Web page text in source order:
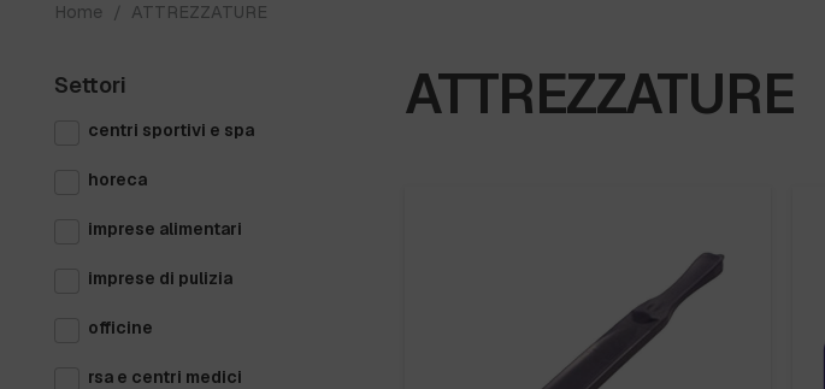
Home / ATTREZZATURE
Settori
centri sportivi e spa
horeca
imprese alimentari
imprese di pulizia
officine
rsa e centri medici
ATTREZZATURE